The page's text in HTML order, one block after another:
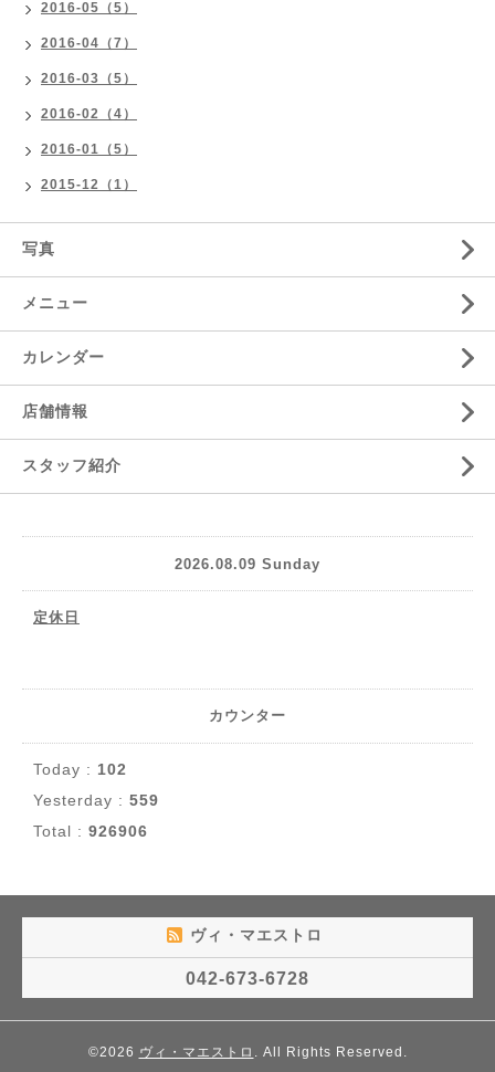
2016-05（5）
2016-04（7）
2016-03（5）
2016-02（4）
2016-01（5）
2015-12（1）
写真
メニュー
カレンダー
店舗情報
スタッフ紹介
2026.08.09 Sunday
定休日
カウンター
Today : 102
Yesterday : 559
Total : 926906
ヴィ・マエストロ
042-673-6728
©2026 ヴィ・マエストロ . All Rights Reserved.